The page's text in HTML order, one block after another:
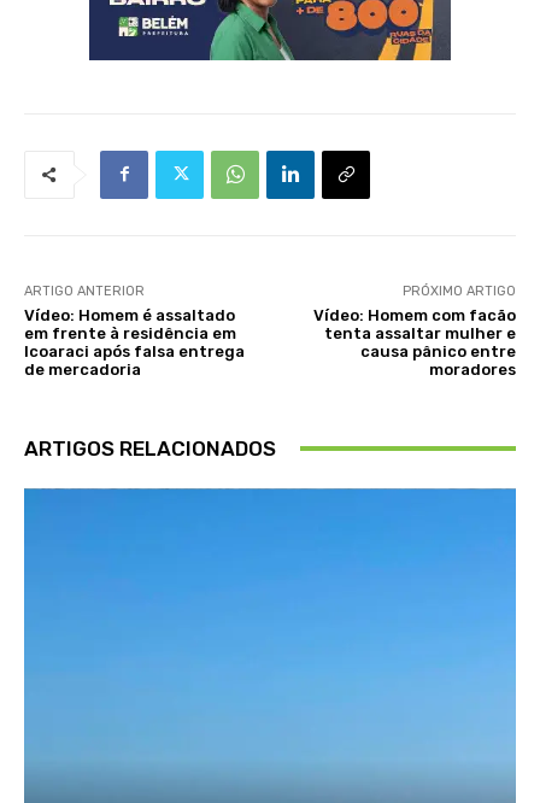
ARTIGO ANTERIOR
Vídeo: Homem é assaltado
em frente à residência em
Icoaraci após falsa entrega
de mercadoria
PRÓXIMO ARTIGO
Vídeo: Homem com facão
tenta assaltar mulher e
causa pânico entre
moradores
ARTIGOS RELACIONADOS